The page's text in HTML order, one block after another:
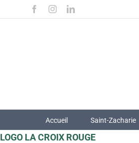
FacebookInstagramLinkedIn
Accueil Saint-Zacharie
LOGO LA CROIX ROUGE